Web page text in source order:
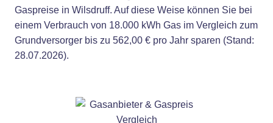
Gaspreise in Wilsdruff. Auf diese Weise können Sie bei
einem Verbrauch von 18.000 kWh Gas im Vergleich zum
Grundversorger bis zu 562,00 € pro Jahr sparen (Stand:
28.07.2026).